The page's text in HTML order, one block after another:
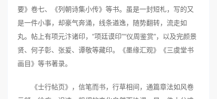
要》卷七、《列朝诗集小传》等书。虽是一封短札，写的又
是一件小事，却豪气奔涌，线条遒逸，随势翻转，流走如
丸。帖上有项元汴诸印，“项廷谟印”“仪周鉴赏”，以及完颜景
贤、何子彰、张爰、谭敬等藏印。《墨缘汇观》《三虞堂书
画目》等书著录。
《士行帖页》，信笔而书，行草相间，通篇章法如风卷